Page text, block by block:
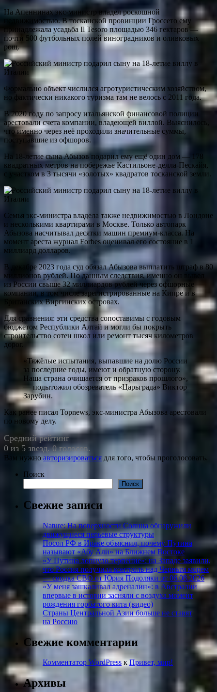
На Апеннинах экс-министр владел роскошной
недвижимостью. В тосканской провинции Гроссето ему
принадлежала усадьба Il Tesoro площадью 346 гектаров —
почти 500 футбольных полей виноградников и оливковых
рощ.
Формально объект числился агротуристическим хозяйством,
но фактически никакого туризма там не велось с 2011 года.
В 2020 году по запросу итальянской финансовой полиции
арестовали счета компании, владеющей виллой. Выяснилось,
что именно через неё проходили значительные суммы,
поступавшие из офшоров.
На 18-летие сына Абызов подарил ему ещё один дом — 178
квадратных метров на побережье Кастильоне-делла-Пескайя,
с участком в 3 тысячи «золотых» квадратов тосканской земли.
Семья экс-министра владела также недвижимостью в Лондоне
и несколькими квартирами в Москве. Только автопарк
Абызова насчитывал десятки машин премиум-класса. На
момент ареста журнал Forbes оценивал его состояние в 1
миллиард долларов.
В декабре 2023 года суд обязал Абызова выплатить штраф в 80
миллионов рублей. По данным следствия, именно он вывел
из России свыше 32 миллиардов рублей через офшорные
компании, в том числе зарегистрированные на Кипре и в
Британских Виргинских островах.
Для сравнения: эти средства сопоставимы с годовым
бюджетом Республики Алтай и могли бы покрыть
строительство сотен школ или ремонт тысяч километров
дорог.
«Тяжёлые испытания, выпавшие на долю России
за последние годы, имеют и обратную сторону.
Наша страна очищается от призраков прошлого»,
— подытожил обозреватель «Царьграда» Виктор
Зарубин.
Как ранее писал Topnews, экс-министра Абызова арестовали
по новому делу.
Средний рейтинг
0 из 5 звезд. 0 голосов.
Вам нужноавторизироваться для того, чтобы проголосовать.
Поиск
Поиск
Свежие записи
Nature: На поверхности Солнца обнаружили
движущиеся перьевые структуры
Посол РФ в Ираке объяснил, почему Путина
называют «Абу Али» на Ближнем Востоке
«У Путина лопнуло терпение»: на Западе заявили,
что Россия получила контроль над Черным морем
— сводка СВО от Юрия Подоляки от 06.08.2026
«У меня зашкаливал адреналин»: в Австралии
впервые в истории засняли с воздуха момент
рождения горбатого кита (видео)
Страны Центральной Азии больше не ставят
на Россию
Свежие комментарии
Комментатор WordPress кПривет, мир!
Архивы